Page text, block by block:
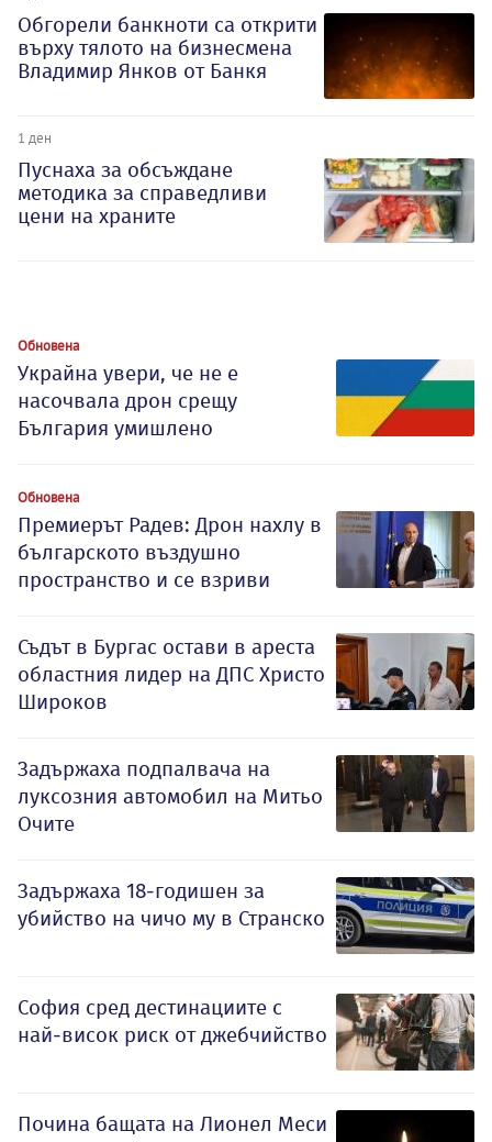
Обгорели банкноти са открити
върху тялото на бизнесмена
Владимир Янков от Банкя
1 ден
Пуснаха за обсъждане
методика за справедливи
цени на храните
Обновена
Украйна увери, че не е
насочвала дрон срещу
България умишлено
Обновена
Премиерът Радев: Дрон нахлу в
българското въздушно
пространство и се взриви
Съдът в Бургас остави в ареста
областния лидер на ДПС Христо
Широков
Задържаха подпалвача на
луксозния автомобил на Митьо
Очите
Задържаха 18-годишен за
убийство на чичо му в Странско
София сред дестинациите с
най-висок риск от джебчийство
Почина бащата на Лионел Меси